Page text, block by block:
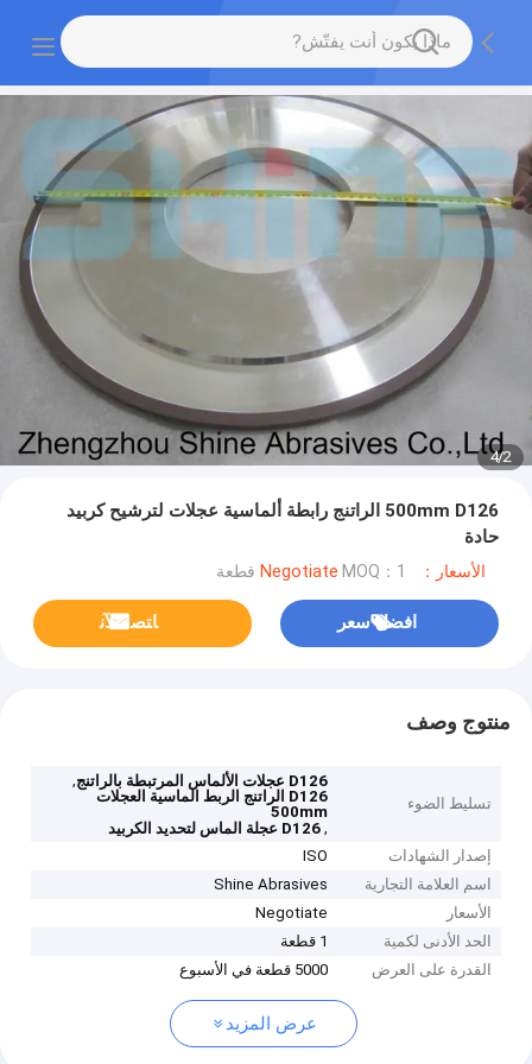
2
/
4
500mm D126 الراتنج رابطة ألماسية عجلات لترشيح كربيد
حادة
الأسعار：Negotiate MOQ：1 قطعة
افضل سعر ﺎﺘﺼﻟ ﺍﻶﻧ
منتوج وصف
تسليط الضوء
D126 عجلات الألماس المرتبطة بالراتنج
,
D126 الراتنج الربط الماسية العجلات
500mm
,D126 عجلة الماس لتحديد الكربيد
إصدار الشهادات
ISO
اسم العلامة التجارية
Shine Abrasives
الأسعار
Negotiate
الحد الأدنى لكمية
1 قطعة
القدرة على العرض
5000 قطعة في الأسبوع
عرض المزيد